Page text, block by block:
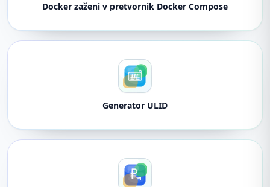
Docker zaženi v pretvornik Docker Compose
Generator ULID